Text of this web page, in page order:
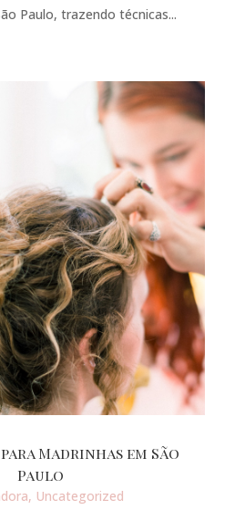
Paulo, trazendo técnicas...
Madrinhas em São
Paulo
, Uncategorized